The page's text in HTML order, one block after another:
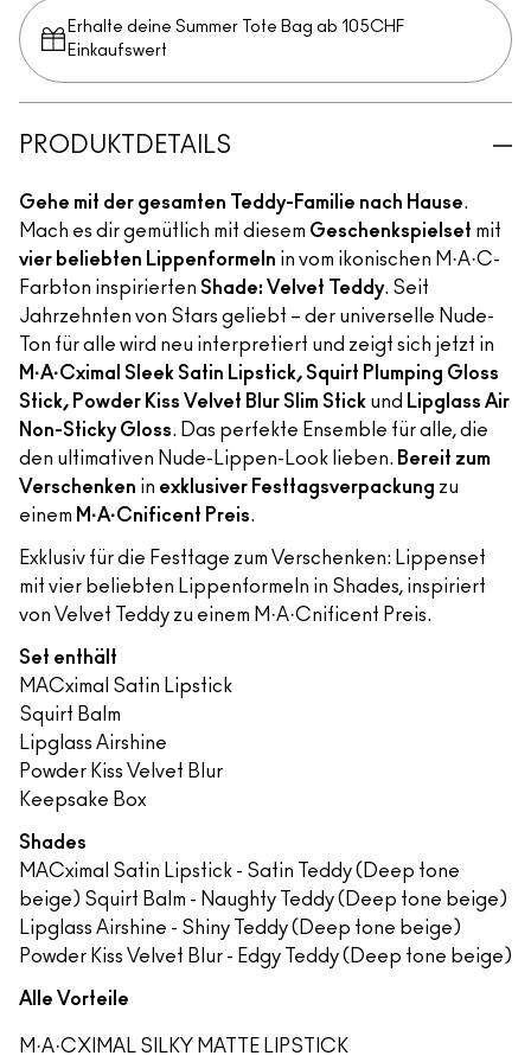
Erhalte deine Summer Tote Bag ab 105CHF
Einkaufswert​
PRODUKTDETAILS
Gehe mit der gesamten Teddy-Familie nach Hause.
Mach es dir gemütlich mit diesem Geschenkspielset mit
vier beliebten Lippenformeln in vom ikonischen M·A·C-
Farbton inspirierten Shade: Velvet Teddy. Seit
Jahrzehnten von Stars geliebt – der universelle Nude-
Ton für alle wird neu interpretiert und zeigt sich jetzt in
M·A·Cximal Sleek Satin Lipstick, Squirt Plumping Gloss
Stick, Powder Kiss Velvet Blur Slim Stick und Lipglass Air
Non-Sticky Gloss. Das perfekte Ensemble für alle, die
den ultimativen Nude-Lippen-Look lieben. Bereit zum
Verschenken in exklusiver Festtagsverpackung zu
einem M·A·Cnificent Preis.
Exklusiv für die Festtage zum Verschenken: Lippenset
mit vier beliebten Lippenformeln in Shades, inspiriert
von Velvet Teddy zu einem M·A·Cnificent Preis.
Set enthält
MACximal Satin Lipstick
Squirt Balm
Lipglass Airshine
Powder Kiss Velvet Blur
Keepsake Box
Shades
MACximal Satin Lipstick - Satin Teddy (Deep tone
beige) Squirt Balm - Naughty Teddy (Deep tone beige)
Lipglass Airshine - Shiny Teddy (Deep tone beige)
Powder Kiss Velvet Blur - Edgy Teddy (Deep tone beige)
Alle Vorteile
M·A·CXIMAL SILKY MATTE LIPSTICK